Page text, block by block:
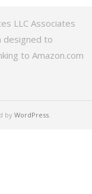
LLC Associates
designed to
to Amazon.com
by WordPress.